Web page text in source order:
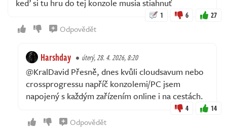
keď si tu hru do tej konzole musia stiahnuť
1 6 27
Odpovědět
Harshday úterý, 28. 4. 2026, 8:20
@KralDavid Přesně, dnes kvůli cloudsavum nebo
crossprogressu napříč konzolemi/PC jsem
napojený s každým zařízením online i na cestách.
4 14
Odpovědět